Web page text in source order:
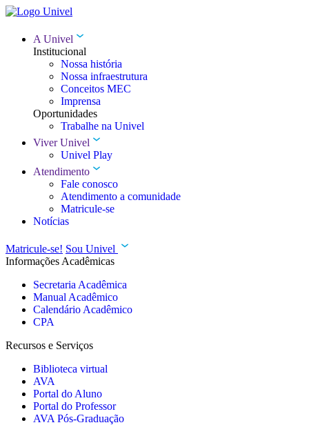
A Univel
Institucional
Nossa história
Nossa infraestrutura
Conceitos MEC
Imprensa
Oportunidades
Trabalhe na Univel
Viver Univel
Univel Play
Atendimento
Fale conosco
Atendimento a comunidade
Matricule-se
Notícias
Matricule-se! Sou Univel
Informações Acadêmicas
Secretaria Acadêmica
Manual Acadêmico
Calendário Acadêmico
CPA
Recursos e Serviços
Biblioteca virtual
AVA
Portal do Aluno
Portal do Professor
AVA Pós-Graduação